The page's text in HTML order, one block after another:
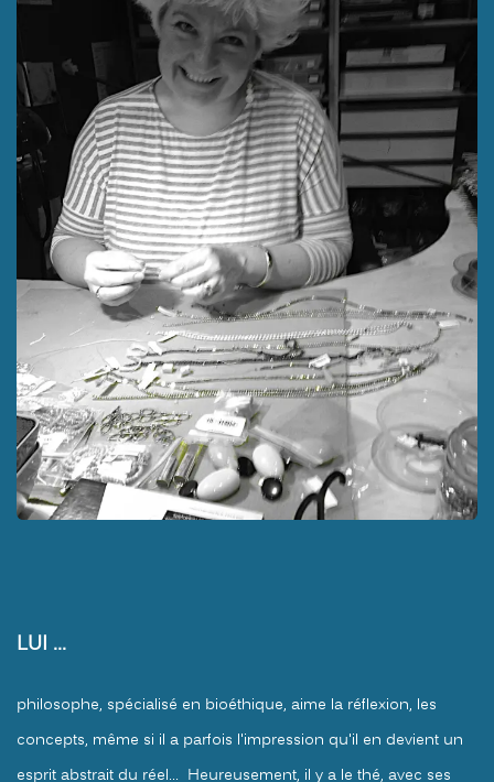
LUI ...
philosophe, spécialisé en bioéthique, aime la réflexion, les
concepts, même si il a parfois l'impression qu'il en devient un
esprit abstrait du réel... Heureusement, il y a le thé, avec ses